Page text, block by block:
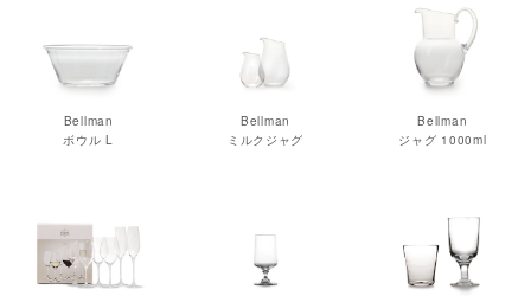
Bellman
ボウル L
Bellman
ミルクジャグ
Bellman
ジャグ 1000ml